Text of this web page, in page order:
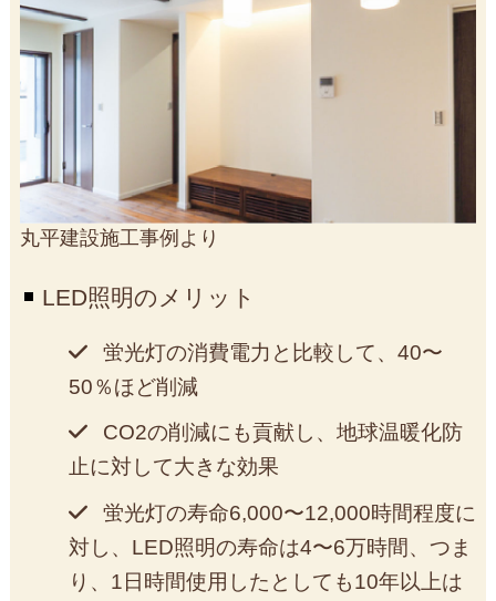
丸平建設施工事例より
LED照明のメリット
蛍光灯の消費電力と比較して、40〜
50％ほど削減
CO2の削減にも貢献し、地球温暖化防
止に対して大きな効果
蛍光灯の寿命6,000〜12,000時間程度に
対し、LED照明の寿命は4〜6万時間、つま
り、1日時間使用したとしても10年以上は